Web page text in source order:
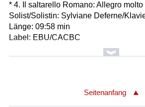
* 4. Il saltarello Romano: Allegro molto
Solist/Solistin: Sylviane Deferne/
Länge: 09:58 min
Label: EBU/CACBC
Komponist/Komponistin: Franz
Solist/Solistin: Ian Mullin/Flöte
Seitenanfang